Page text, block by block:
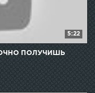
5:22
ПОЛУЧИШЬ